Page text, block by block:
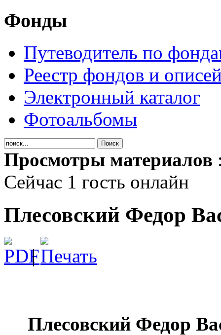
Фонды
Путеводитель по
Реестр фондов и
Электронный каталог
Фотоальбомы
Просмотры материалов
Сейчас 1 гость онлайн
Плесовский Федор
|
Плесовский Федор